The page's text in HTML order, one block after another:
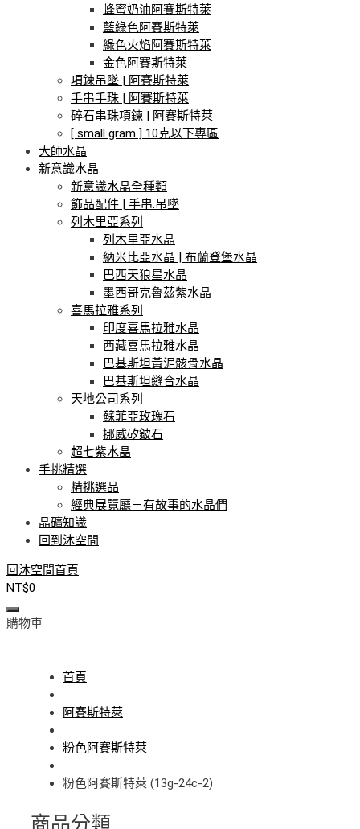
蜂蜜奶油阿賽斯特萊
藍綠色阿賽斯特萊
綠色火焰阿賽斯特萊
金色阿賽斯特萊
項鍊吊墜 | 阿賽斯特萊
手串手珠 | 阿賽斯特萊
碎石串珠項鍊 | 阿賽斯特萊
[ small gram ] 10克以下專區
大師水晶
新意識水晶
新意識水晶全種類
飾品配件 | 手串.吊墜
列木里亞系列
列木里亞水晶
納米比亞水晶 | 布蘭登堡水晶
巴西天狼星水晶
墨西哥克魯茲紫水晶
喜馬拉雅系列
印度喜馬拉雅水晶
西藏喜馬拉雅水晶
巴基斯坦黃泥骸骨水晶
巴基斯坦縫合水晶
天地公司系列
蘇菲亞玫瑰石
挪威矽鈹石
超七紫水晶
手挑精選
精挑選品
經典展覽廳－有故事的水晶們
晶礦知識
回到沐空間
回沐空間首頁
NT$0
購物車
首頁
阿賽斯特萊
粉色阿賽斯特萊
粉色阿賽斯特萊 (13g-24c-2)
商品分類